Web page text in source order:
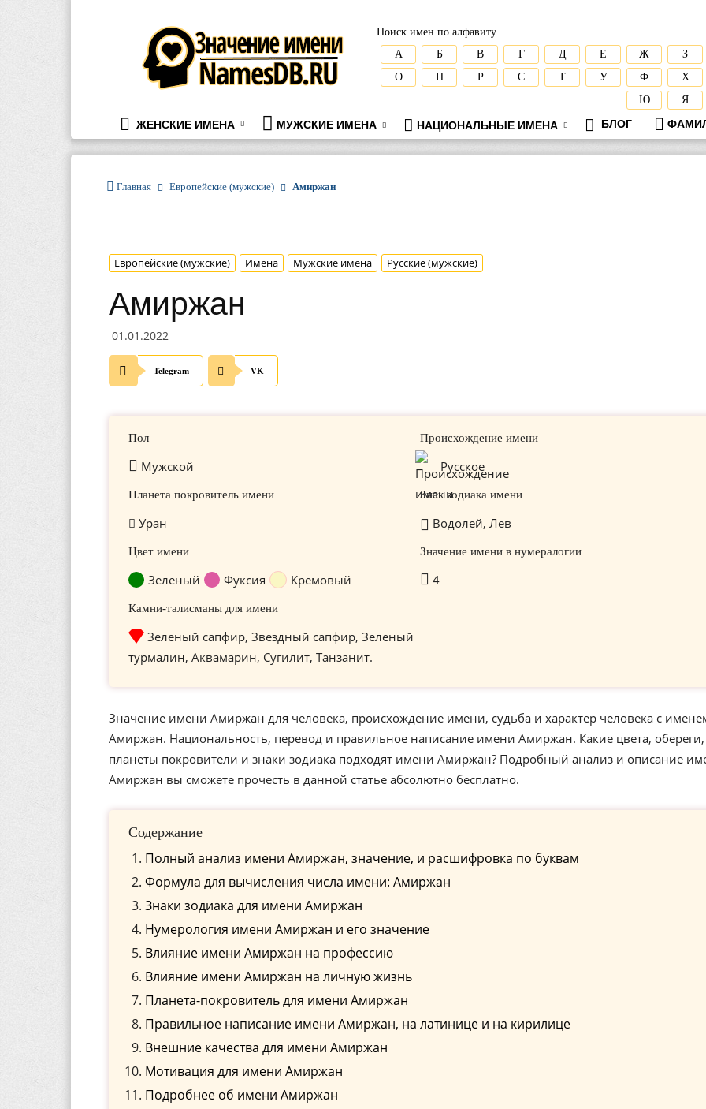
namesdb.ru
Поиск имен по алфавиту
А
Б В Г Д Е Ж
З
О
П Р С Т У Ф
Х
Ю
Я
ЖЕНСКИЕ ИМЕНА МУЖСКИЕ ИМЕНА НАЦИОНАЛЬНЫЕ ИМЕНА БЛОГ
Главная Европейские (мужские) Амиржан
Европейские (мужские) Имена Мужские имена Русские (мужские)
Амиржан
01.01.2022
Telegram VK
Пол
Мужской
Происхождение имени
Русское
Планета покровитель имени
Уран
Знак зодиака имени
Водолей, Лев
Цвет имени
Зелёный Фуксия Кремовый
Значение имени в нумералогии
4
Камни-талисманы для имени
Зеленый сапфир, Звездный сапфир, Зеленый
турмалин, Аквамарин, Сугилит, Танзанит.
Значение имени Амиржан для человека, происхождение имени, судьба и характер человека с
Амиржан. Национальность, перевод и правильное написание имени Амиржан. Какие цвета, обереги,
планеты покровители и знаки зодиака подходят имени Амиржан? Подробный анализ и описание
Амиржан вы сможете прочесть в данной статье абсолютно бесплатно.
Содержание
Полный анализ имени Амиржан, значение, и расшифровка по буквам
Формула для вычисления числа имени: Амиржан
Знаки зодиака для имени Амиржан
Нумерология имени Амиржан и его значение
Влияние имени Амиржан на профессию
Влияние имени Амиржан на личную жизнь
Планета-покровитель для имени Амиржан
Правильное написание имени Амиржан, на латинице и на кирилице
Внешние качества для имени Амиржан
Мотивация для имени Амиржан
Подробнее об имени Амиржан